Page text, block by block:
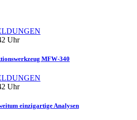
Uhr
MFW-340
Uhr
einzigartige Analysen